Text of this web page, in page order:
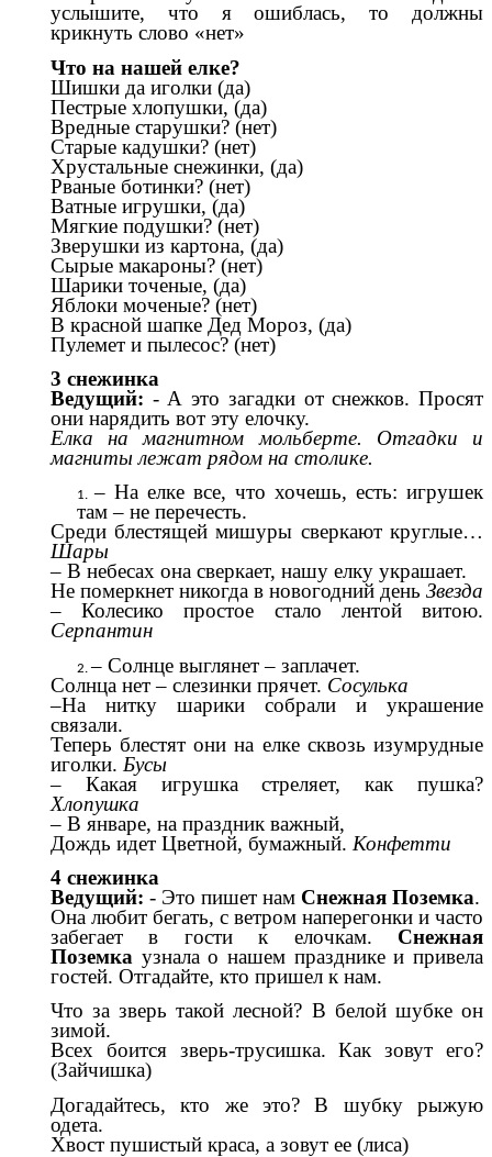
услышите, что я ошиблась, то должны
крикнуть слово «нет»
Что на нашей елке?
Шишки да иголки (да)
Пестрые хлопушки, (да)
Вредные старушки? (нет)
Старые кадушки? (нет)
Хрустальные снежинки, (да)
Рваные ботинки? (нет)
Ватные игрушки, (да)
Мягкие подушки? (нет)
Зверушки из картона, (да)
Сырые макароны? (нет)
Шарики точеные, (да)
Яблоки моченые? (нет)
В красной шапке Дед Мороз, (да)
Пулемет и пылесос? (нет)
3 снежинка
Ведущий: - А это загадки от снежков. Просят
они нарядить вот эту елочку.
Елка на магнитном мольберте. Отгадки и
магниты лежат рядом на столике.
– На елке все, что хочешь, есть: игрушек
там – не перечесть.
Среди блестящей мишуры сверкают круглые…
Шары
– В небесах она сверкает, нашу елку украшает.
Не померкнет никогда в новогодний день Звезда
– Колесико простое стало лентой витою.
Серпантин
– Солнце выглянет – заплачет.
Солнца нет – слезинки прячет. Сосулька
–На нитку шарики собрали и украшение
связали.
Теперь блестят они на елке сквозь изумрудные
иголки. Бусы
– Какая игрушка стреляет, как пушка?
Хлопушка
– В январе, на праздник важный,
Дождь идет Цветной, бумажный. Конфетти
4 снежинка
Ведущий: - Это пишет нам Снежная Поземка.
Она любит бегать, с ветром наперегонки и часто
забегает в гости к елочкам. Снежная
Поземка узнала о нашем празднике и привела
гостей. Отгадайте, кто пришел к нам.
Что за зверь такой лесной? В белой шубке он
зимой.
Всех боится зверь-трусишка. Как зовут его?
(Зайчишка)
Догадайтесь, кто же это? В шубку рыжую
одета.
Хвост пушистый краса, а зовут ее (лиса)